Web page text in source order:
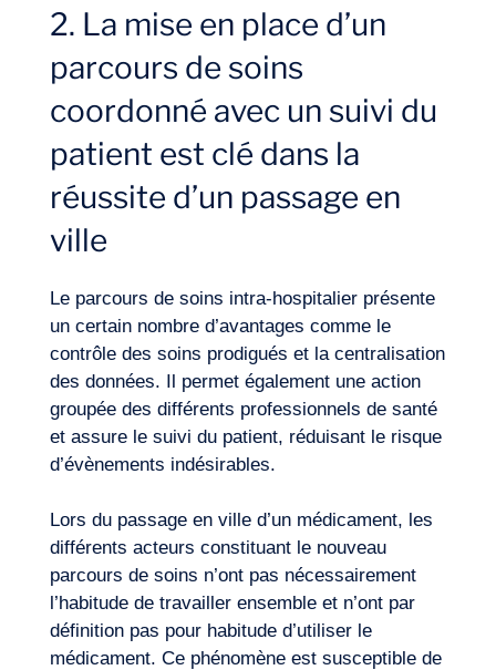
2. La mise en place d’un
parcours de soins
coordonné avec un suivi du
patient est clé dans la
réussite d’un passage en
ville
Le parcours de soins intra-hospitalier présente
un certain nombre d’avantages comme le
contrôle des soins prodigués et la centralisation
des données. Il permet également une action
groupée des différents professionnels de santé
et assure le suivi du patient, réduisant le risque
d’évènements indésirables.
Lors du passage en ville d’un médicament, les
différents acteurs constituant le nouveau
parcours de soins n’ont pas nécessairement
l’habitude de travailler ensemble et n’ont par
définition pas pour habitude d’utiliser le
médicament. Ce phénomène est susceptible de